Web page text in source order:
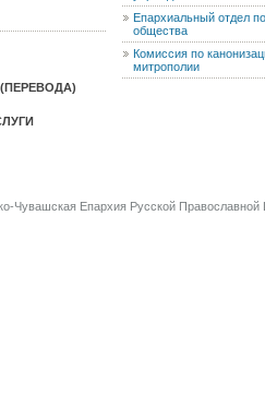
Епархиальный отдел
общества
Комиссия по
митрополии
Чувашская Епархия Русской